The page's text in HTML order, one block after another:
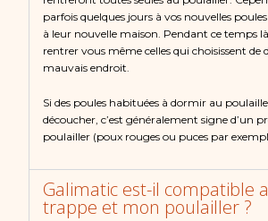
parfois quelques jours à vos nouvelles
à leur nouvelle maison. Pendant ce temps
rentrer vous même celles qui choisissent de
mauvais endroit.
Si des poules habituées à dormir au
découcher, c’est généralement signe d’un
poulailler (poux rouges ou puces par
Galimatic est-il compatible
trappe et mon poulailler ?